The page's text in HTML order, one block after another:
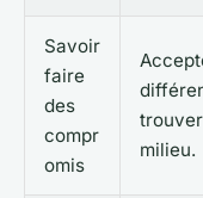
Savoir
faire
des
compr
omis
milieu.